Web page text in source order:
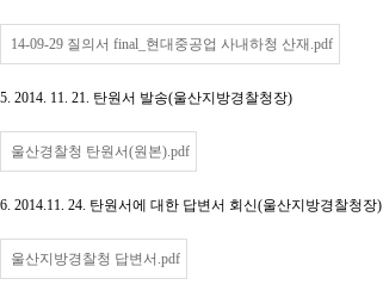
14-09-29 질의서 final_현대중공업 사내하청 산재.pdf
5. 2014. 11. 21. 탄원서 발송(울산지방경찰청장)
울산경찰청 탄원서(원본).pdf
6. 2014.11. 24. 탄원서에 대한 답변서 회신(울산지방경찰청장)
울산지방경찰청 답변서.pdf